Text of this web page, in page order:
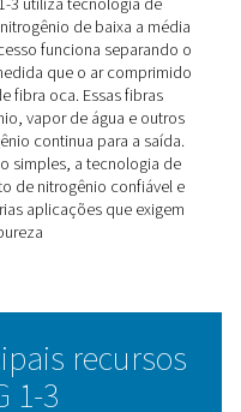
até 12 bar (g), nenhum
durabilidade e facilidade
fáceis de usar no
integrados em uma
comprimido seco para
é tão simples
O controlador de
ajustes fáceis com um
operado por